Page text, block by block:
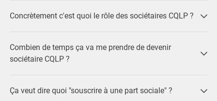
Concrètement c'est quoi le rôle des sociétaires CQLP ?
Combien de temps ça va me prendre de devenir
sociétaire CQLP ?
Ça veut dire quoi "souscrire à une part sociale" ?